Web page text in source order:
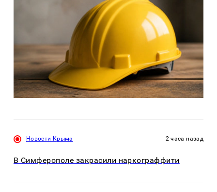
Новости Крыма 2 часа назад
В Симферополе закрасили наркограффити